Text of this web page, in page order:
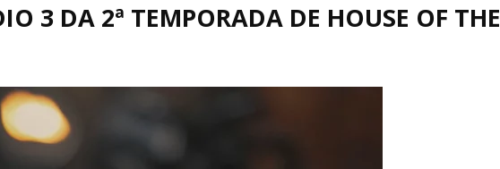
3 DA 2ª TEMPORADA DE HOUSE OF THE